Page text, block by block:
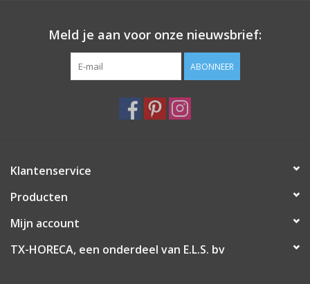
Meld je aan voor onze nieuwsbrief:
ABONNEER
Klantenservice
Producten
Mijn account
TX-HORECA, een onderdeel van E.L.S. bv